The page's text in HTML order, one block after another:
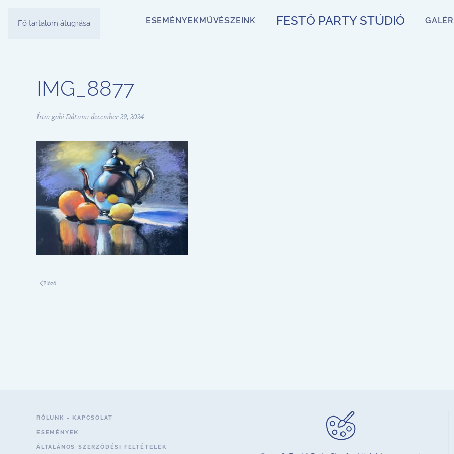
Fő tartalom átugrása ESEMÉNYEKMŰVÉSZEINK FESTŐ PARTY STÚDIÓ
IMG_8877
Írta: gabiDátum: december 29, 2024
Előző
RÓLUNK - KAPCSOLAT
ESEMÉNYEK
ÁLTALÁNOS SZERZŐDÉSI FELTÉTELEK